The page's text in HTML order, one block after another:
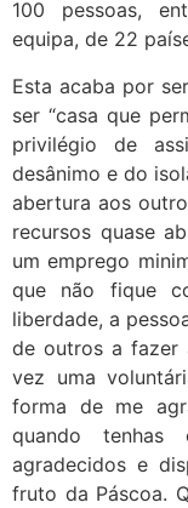
100 pessoas,
equipa, de 22
Esta acaba por
ser “casa que
privilégio de
desânimo e do
abertura aos
recursos quase
um emprego
que não fique
liberdade, a
de outros a fazer
vez uma
forma de me
quando tenhas
agradecidos e
fruto da Páscoa.